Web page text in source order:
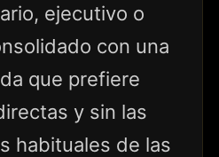
ejecutivo o
con una
que prefiere
y sin las
habituales de las